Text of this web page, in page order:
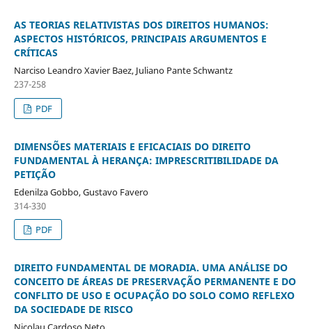
AS TEORIAS RELATIVISTAS DOS DIREITOS HUMANOS:
ASPECTOS HISTÓRICOS, PRINCIPAIS ARGUMENTOS E
CRÍTICAS
Narciso Leandro Xavier Baez, Juliano Pante Schwantz
237-258
PDF
DIMENSÕES MATERIAIS E EFICACIAIS DO DIREITO
FUNDAMENTAL À HERANÇA: IMPRESCRITIBILIDADE DA
PETIÇÃO
Edenilza Gobbo, Gustavo Favero
314-330
PDF
DIREITO FUNDAMENTAL DE MORADIA. UMA ANÁLISE DO
CONCEITO DE ÁREAS DE PRESERVAÇÃO PERMANENTE E DO
CONFLITO DE USO E OCUPAÇÃO DO SOLO COMO REFLEXO
DA SOCIEDADE DE RISCO